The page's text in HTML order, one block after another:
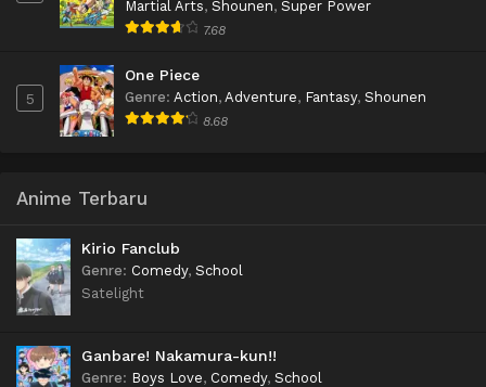
Martial Arts, Shounen, Super Power
7.68
5
One Piece
Genre: Action, Adventure, Fantasy, Shounen
8.68
Anime Terbaru
Kirio Fanclub
Genre: Comedy, School
Satelight
Ganbare! Nakamura-kun!!
Genre: Boys Love, Comedy, School